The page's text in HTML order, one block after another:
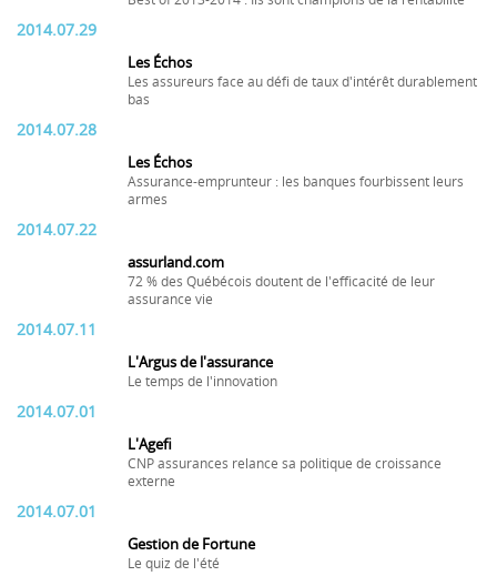
2014.07.29
Les Échos
Les assureurs face au défi de taux d'intérêt durablement
bas
2014.07.28
Les Échos
Assurance-emprunteur : les banques fourbissent leurs
armes
2014.07.22
assurland.com
72 % des Québécois doutent de l'efficacité de leur
assurance vie
2014.07.11
L'Argus de l'assurance
Le temps de l'innovation
2014.07.01
L'Agefi
CNP assurances relance sa politique de croissance
externe
2014.07.01
Gestion de Fortune
Le quiz de l'été